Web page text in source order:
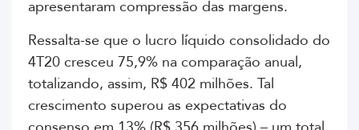
apresentaram compressão das margens.
Ressalta-se que o lucro líquido consolidado do
4T20 cresceu 75,9% na comparação anual,
totalizando, assim, R$ 402 milhões. Tal
crescimento superou as expectativas do